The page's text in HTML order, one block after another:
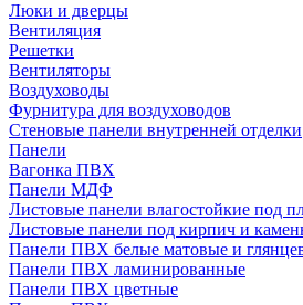
Люки и дверцы
Вентиляция
Решетки
Вентиляторы
Воздуховоды
Фурнитура для воздуховодов
Стеновые панели внутренней отделки
Панели
Вагонка ПВХ
Панели МДФ
Листовые панели влагостойкие под
Листовые панели под кирпич и
Панели ПВХ белые матовые и
Панели ПВХ ламинированные
Панели ПВХ цветные